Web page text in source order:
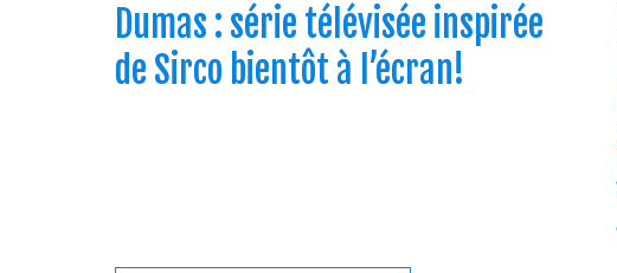
Dumas : série télévisée inspirée
de Sirco bientôt à l’écran!